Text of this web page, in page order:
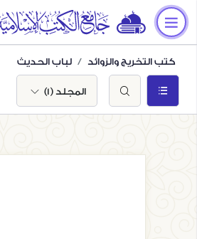
كتب التخريج والزوائد لباب الحديث
المجلد (1)